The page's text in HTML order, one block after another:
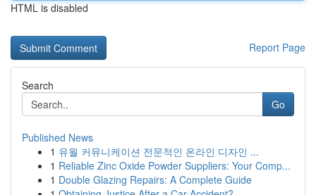
HTML is disabled
Report Page
Search
Go
Published News
1 유월 커뮤니케이션 전문적인 온라인 디자인 ...
1 Reliable Zinc Oxide Powder Suppliers: Your Comp...
1 Double Glazing Repairs: A Complete Guide